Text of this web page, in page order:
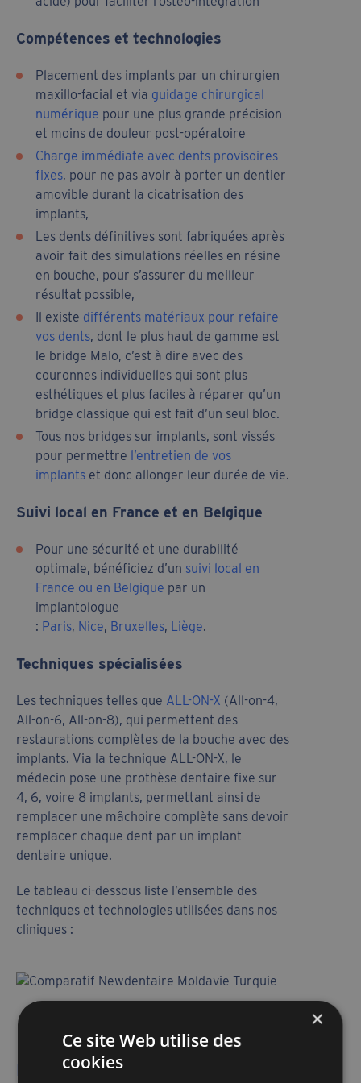
Compétences et technologies
Placement des implants par un chirurgien
maxillo-facial et via guidage chirurgical
numérique pour une plus grande précision
et moins de douleur post-opératoire
Charge immédiate avec dents provisoires
fixes, pour ne pas avoir à porter un dentier
amovible durant la cicatrisation des
implants,
Les dents définitives sont fabriquées après
avoir fait des simulations réelles en résine
en bouche, pour s’assurer du meilleur
résultat possible,
Il existe différents matériaux pour refaire
vos dents, dont le plus haut de gamme est
le bridge Malo, c’est à dire avec des
couronnes individuelles qui sont plus
esthétiques et plus faciles à réparer qu’un
bridge classique qui est fait d’un seul bloc.
Tous nos bridges sur implants, sont vissés
pour permettre l’entretien de vos
implants et donc allonger leur durée de vie.
Suivi local en France et en Belgique
Pour une sécurité et une durabilité
optimale, bénéficiez d’un suivi local en
France ou en Belgique par un
implantologue
: Paris, Nice, Bruxelles, Liège.
Techniques spécialisées
Les techniques telles que ALL-ON-X (All-on-4,
All-on-6, All-on-8), qui permettent des
restaurations complètes de la bouche avec des
implants. Via la technique ALL-ON-X, le
médecin pose une prothèse dentaire fixe sur
4, 6, voire 8 implants, permettant ainsi de
remplacer une mâchoire complète sans devoir
remplacer chaque dent par un implant
dentaire unique.
Le tableau ci-dessous liste l’ensemble des
techniques et technologies utilisées dans nos
cliniques :
Refaire ses dents en Turquie ou en
×
Ce site Web utilise des
cookies